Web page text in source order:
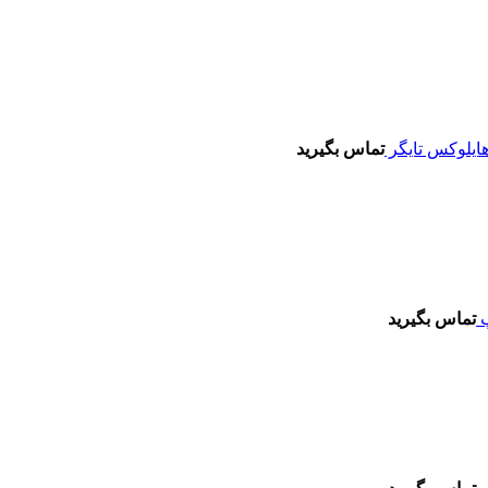
تماس بگیرید
تماس بگیرید